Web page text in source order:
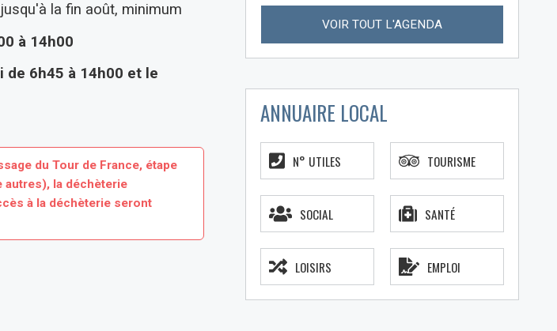
la fin août, minimum
à 14h00
de 6h45 à 14h00 et le
du Tour de France, étape
autres), la déchèterie
à la déchèterie seront
VOIR TOUT L'AGENDA
ANNUAIRE LOCAL
N° UTILES TOURISME
SOCIAL SANTÉ
LOISIRS EMPLOI